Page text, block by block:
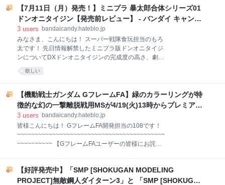
ンセプト通り全20作品をコレクションしていただける
内容です。 描き下ろ
る♪」 「俺ならどうする・・・」 と頭を抱えておりま
した。 ならば答えは一つ 「ユーザーの期待に応え
る。」です。 もちろん開発として意志を持った商品開
ら含めて皆様に支えてきていただいたブランドだと認
識しています。 基本的に形状・造形を変更する必要が
無いよう作り込んだ上で商品を送り出すことが前提
で、今回もそれを目指し開発を進めてきました。 が、
【7月11日（月）発売！】ミニプラ 暴太郎合体シリーズ01
ドンオニタイジン【発売前レビュー】 - バンダイ キャンデ
ィ スタッフ BLOG
3 users bandaicandy.hateblo.jp
みなさま、こんにちは！ スーパー戦隊食玩担当のもろ
太です！ 先日情報解禁したミニプラ版ドンオニタイジ
ンについてDXドンオニタイジンの完成度の高さ、劇中
の話題性の高さに支えられてミニプラもたくさんの反
bandaicandy.hateblo.jp 本日は来週7/11（月）に発売
が迫ったミニプラ 暴太郎合体シリーズ01 ドンオニタ
イジンの詳細レビューをお届けします！ ぜひ、最後の
う！ ※画像はすべて開発中のものです。 ※価格はすべ
りの商品、台座や支柱を使用しています。 ※説明用に
プラ 暴太郎合体シリーズ01 ドンオニタイジン
7/11（月）発売予定 全6
欲しい
【機動戦士ガンダム GフレームFA】緑のカラーリングが特
徴的な幻の一撃離脱戦用MSが4/19(火)13時からプレミアム
バンダイ限定で受注開始！ - バンダイ キャンディ スタッフ
BLOG
3 users bandaicandy.hateblo.jp
皆様こんにちは！ GフレームFA開発担当の108です！
~~~~~~~~~~~~~~~~~~~~~~~~~~~~~~~~~~~~~~~~~~
~~~~~~~~~~ 【GフレームFAユーザーの皆様にお詫び
レームFA 02」 発売月：2022年6月⇒2022年7月 「機
動戦士ガンダム GフレームFA フリーダムガンダム＆ジ
【好評発売中】「SMP [SHOKUGAN MODELING
PROJECT]無敵鋼人ダイターン3」と 「SMP [SHOKUGAN